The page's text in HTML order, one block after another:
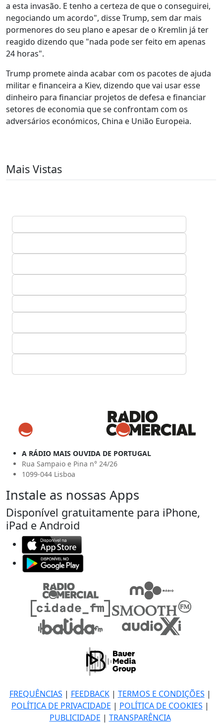
a esta invasão. E tenho a certeza de que o conseguirei,
negociando um acordo", disse Trump, sem dar mais
pormenores do seu plano e apesar de o Kremlin já ter
reagido dizendo que "nada pode ser feito em apenas
24 horas".
Trump promete ainda acabar com os pacotes de ajuda
militar e financeira a Kiev, dizendo que vai usar esse
dinheiro para financiar projetos de defesa e financiar
setores de economia que se confrontam com os
adversários económicos, China e União Europeia.
Mais Vistas
A RÁDIO MAIS OUVIDA DE PORTUGAL
Rua Sampaio e Pina n° 24/26
1099-044 Lisboa
Instale as nossas Apps
Disponível gratuitamente para iPhone,
iPad e Android
FREQUÊNCIAS | FEEDBACK| TERMOS E CONDIÇÕES |
POLÍTICA DE PRIVACIDADE | POLÍTICA DE COOKIES |
PUBLICIDADE | TRANSPARÊNCIA